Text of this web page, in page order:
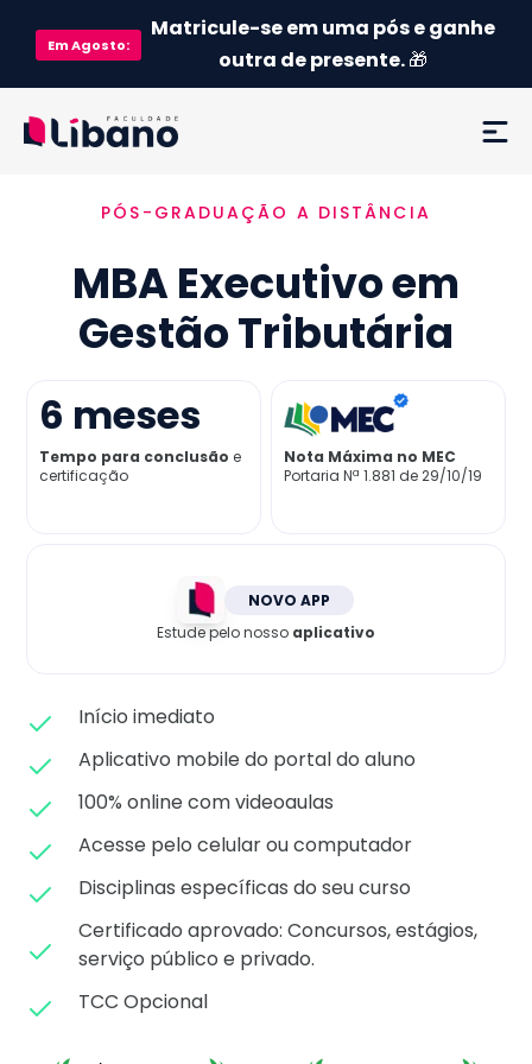
EmAgosto:
Matricule-se em uma pós e ganhe
outra de presente.🎁
Ementa
Como funciona
Credenciamento MEC
Preço
Já sou aluno
PÓS-GRADUAÇÃO A DISTÂNCIA
MBA Executivo em
Gestão Tributária
6 meses
Tempo para conclusão e
certificação
Nota Máxima no MEC
Portaria Nª 1.881 de 29/10/19
NOVO APP
Estude pelo nosso aplicativo
Início imediato
Aplicativo mobile do portal do aluno
100% online com videoaulas
Acesse pelo celular ou computador
Disciplinas específicas do seu curso
Certificado aprovado: Concursos, estágios,
serviço público e privado.
TCC Opcional